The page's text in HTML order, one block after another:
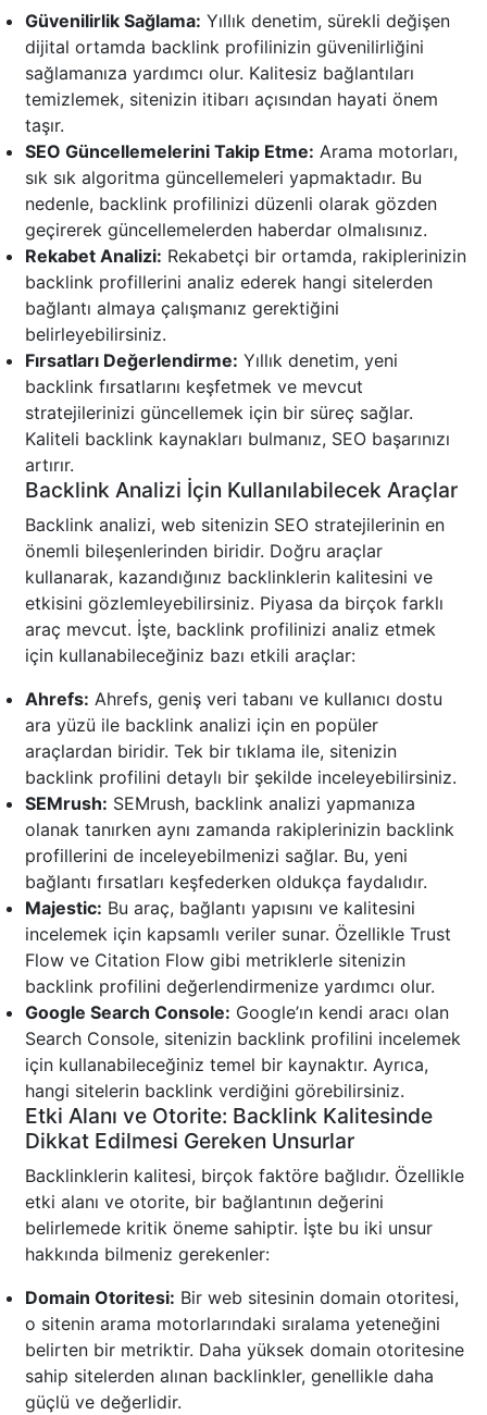
Güvenilirlik Sağlama: Yıllık denetim, sürekli değişen
dijital ortamda backlink profilinizin güvenilirliğini
sağlamanıza yardımcı olur. Kalitesiz bağlantıları
temizlemek, sitenizin itibarı açısından hayati önem
taşır.
SEO Güncellemelerini Takip Etme: Arama motorları,
sık sık algoritma güncellemeleri yapmaktadır. Bu
nedenle, backlink profilinizi düzenli olarak gözden
geçirerek güncellemelerden haberdar olmalısınız.
Rekabet Analizi: Rekabetçi bir ortamda, rakiplerinizin
backlink profillerini analiz ederek hangi sitelerden
bağlantı almaya çalışmanız gerektiğini
belirleyebilirsiniz.
Fırsatları Değerlendirme: Yıllık denetim, yeni
backlink fırsatlarını keşfetmek ve mevcut
stratejilerinizi güncellemek için bir süreç sağlar.
Kaliteli backlink kaynakları bulmanız, SEO başarınızı
artırır.
Backlink Analizi İçin Kullanılabilecek Araçlar
Backlink analizi, web sitenizin SEO stratejilerinin en
önemli bileşenlerinden biridir. Doğru araçlar
kullanarak, kazandığınız backlinklerin kalitesini ve
etkisini gözlemleyebilirsiniz. Piyasa da birçok farklı
araç mevcut. İşte, backlink profilinizi analiz etmek
için kullanabileceğiniz bazı etkili araçlar:
Ahrefs: Ahrefs, geniş veri tabanı ve kullanıcı dostu
ara yüzü ile backlink analizi için en popüler
araçlardan biridir. Tek bir tıklama ile, sitenizin
backlink profilini detaylı bir şekilde inceleyebilirsiniz.
SEMrush: SEMrush, backlink analizi yapmanıza
olanak tanırken aynı zamanda rakiplerinizin backlink
profillerini de inceleyebilmenizi sağlar. Bu, yeni
bağlantı fırsatları keşfederken oldukça faydalıdır.
Majestic: Bu araç, bağlantı yapısını ve kalitesini
incelemek için kapsamlı veriler sunar. Özellikle Trust
Flow ve Citation Flow gibi metriklerle sitenizin
backlink profilini değerlendirmenize yardımcı olur.
Google Search Console: Google’ın kendi aracı olan
Search Console, sitenizin backlink profilini incelemek
için kullanabileceğiniz temel bir kaynaktır. Ayrıca,
hangi sitelerin backlink verdiğini görebilirsiniz.
Etki Alanı ve Otorite: Backlink Kalitesinde
Dikkat Edilmesi Gereken Unsurlar
Backlinklerin kalitesi, birçok faktöre bağlıdır. Özellikle
etki alanı ve otorite, bir bağlantının değerini
belirlemede kritik öneme sahiptir. İşte bu iki unsur
hakkında bilmeniz gerekenler:
Domain Otoritesi: Bir web sitesinin domain otoritesi,
o sitenin arama motorlarındaki sıralama yeteneğini
belirten bir metriktir. Daha yüksek domain otoritesine
sahip sitelerden alınan backlinkler, genellikle daha
güçlü ve değerlidir.